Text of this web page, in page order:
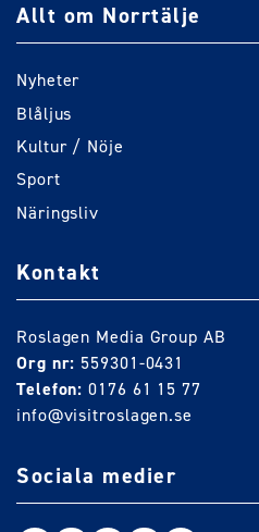
Allt om Norrtälje
Nyheter
Blåljus
Kultur / Nöje
Sport
Näringsliv
Kontakt
Roslagen Media Group AB
Org nr: 559301-0431
Telefon: 0176 61 15 77
info@visitroslagen.se
Sociala medier